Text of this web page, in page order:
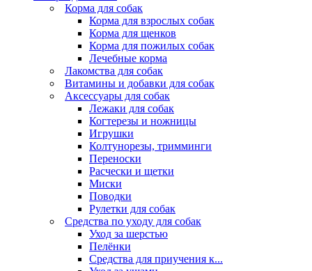
Корма для собак
Корма для взрослых собак
Корма для щенков
Корма для пожилых собак
Лечебные корма
Лакомства для собак
Витамины и добавки для собак
Аксессуары для собак
Лежаки для собак
Когтерезы и ножницы
Игрушки
Колтунорезы, тримминги
Переноски
Расчески и щетки
Миски
Поводки
Рулетки для собак
Средства по уходу для собак
Уход за шерстью
Пелёнки
Средства для приучения к...